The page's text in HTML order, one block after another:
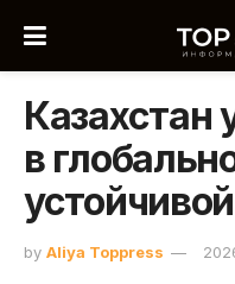
Казахстан
в
by Aliya Toppress